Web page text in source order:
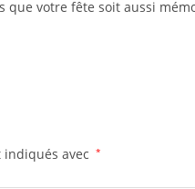
que votre fête soit aussi
indiqués avec *